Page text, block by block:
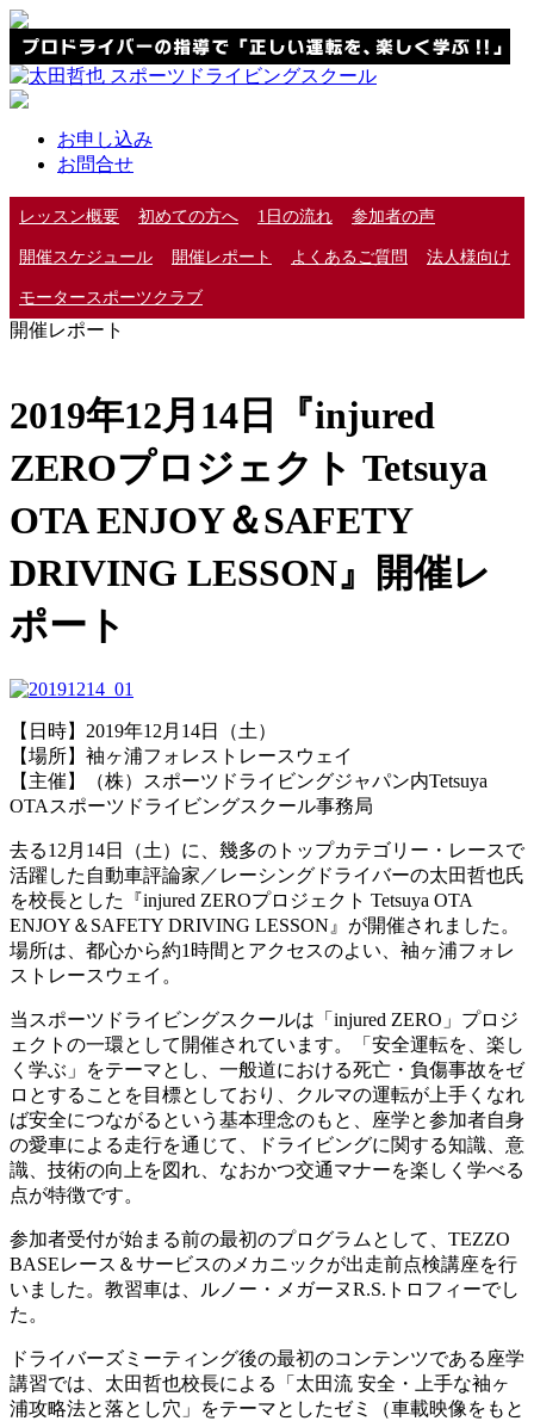
お申し込み
お問合せ
レッスン概要 初めての方へ 1日の流れ 参加者の声
開催スケジュール 開催レポート よくあるご質問 法人様向け
モータースポーツクラブ
開催レポート
2019年12月14日『injured
ZEROプロジェクト Tetsuya
OTA ENJOY＆SAFETY
DRIVING LESSON』開催レ
ポート
【日時】2019年12月14日（土）
【場所】袖ヶ浦フォレストレースウェイ
【主催】（株）スポーツドライビングジャパン内Tetsuya
OTAスポーツドライビングスクール事務局
去る12月14日（土）に、幾多のトップカテゴリー・レースで
活躍した自動車評論家／レーシングドライバーの太田哲也氏
を校長とした『injured ZEROプロジェクト Tetsuya OTA
ENJOY＆SAFETY DRIVING LESSON』が開催されました。
場所は、都心から約1時間とアクセスのよい、袖ヶ浦フォレ
ストレースウェイ。
当スポーツドライビングスクールは「injured ZERO」プロジ
ェクトの一環として開催されています。「安全運転を、楽し
く学ぶ」をテーマとし、一般道における死亡・負傷事故をゼ
ロとすることを目標としており、クルマの運転が上手くなれ
ば安全につながるという基本理念のもと、座学と参加者自身
の愛車による走行を通じて、ドライビングに関する知識、意
識、技術の向上を図れ、なおかつ交通マナーを楽しく学べる
点が特徴です。
参加者受付が始まる前の最初のプログラムとして、TEZZO
BASEレース＆サービスのメカニックが出走前点検講座を行
いました。教習車は、ルノー・メガーヌR.S.トロフィーでし
た。
ドライバーズミーティング後の最初のコンテンツである座学
講習では、太田哲也校長による「太田流 安全・上手な袖ヶ
浦攻略法と落とし穴」をテーマとしたゼミ（車載映像をもと